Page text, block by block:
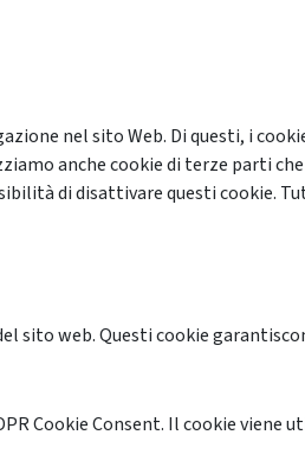
nel sito Web. Di questi, i
anche cookie di terze parti
di disattivare questi cookie.
web. Questi cookie
Cookie Consent. Il cookie